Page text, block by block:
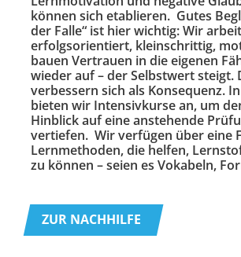
können sich etablieren. Gutes
der Falle“ ist hier wichtig: Wir
erfolgsorientiert, kleinschrittig,
bauen Vertrauen in die eigenen
wieder auf – der Selbstwert steigt.
verbessern sich als Konsequenz.
bieten wir Intensivkurse an, um
Hinblick auf eine anstehende
vertiefen. Wir verfügen über eine
Lernmethoden, die helfen,
zu können – seien es Vokabeln,
ZUR NACHHILFE